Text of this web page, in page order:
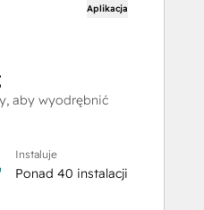
Aplikacja
aby wyodrębnić
Instaluje
Ponad 40 instalacji